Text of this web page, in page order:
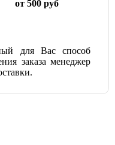
от 500 руб
для Вас способ
заказа менеджер